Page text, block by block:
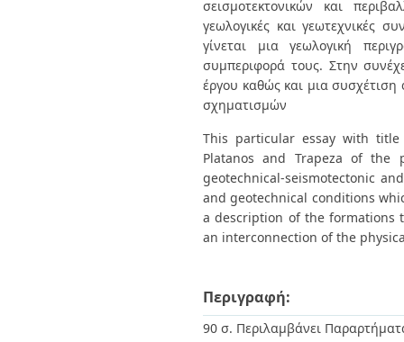
σεισμοτεκτονικών και
γεωλογικές και γεωτεχνικές
γίνεται μια γεωλογική
συμπεριφορά τους. Στην
έργου καθώς και μια
σχηματισμών
This particular essay with
Platanos and Trapeza of the
geotechnical-seismotectonic
and geotechnical conditions
a description of the formations
an interconnection of the
Περιγραφή:
90 σ. Περιλαμβάνει